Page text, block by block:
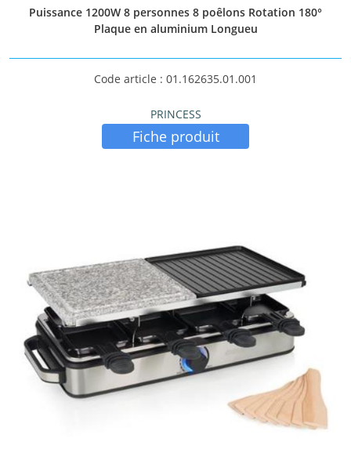
Puissance 1200W 8 personnes 8 poêlons Rotation 180°
Plaque en aluminium Longueu
Code article : 01.162635.01.001
PRINCESS
Fiche produit